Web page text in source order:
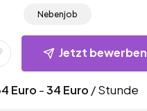
Nebenjob
Jetzt bewerben
Euro -34 Euro / Stunde